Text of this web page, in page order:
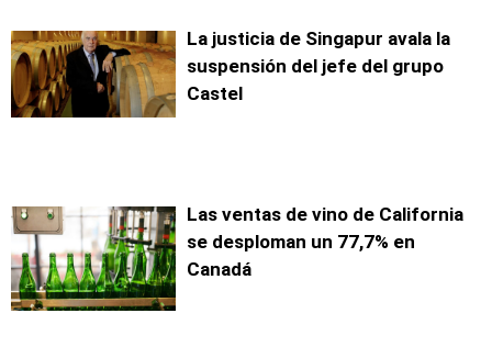
La justicia de Singapur avala la
suspensión del jefe del grupo
Castel
Las ventas de vino de California
se desploman un 77,7% en
Canadá